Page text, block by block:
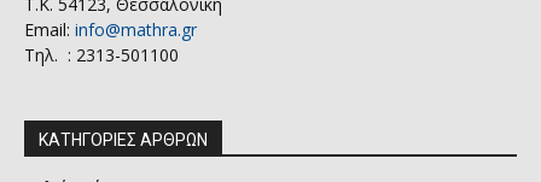
Email: info@mathra.gr
Τηλ. : 2313-501100
ΚΑΤΗΓΟΡΙΕΣ ΑΡΘΡΩΝ